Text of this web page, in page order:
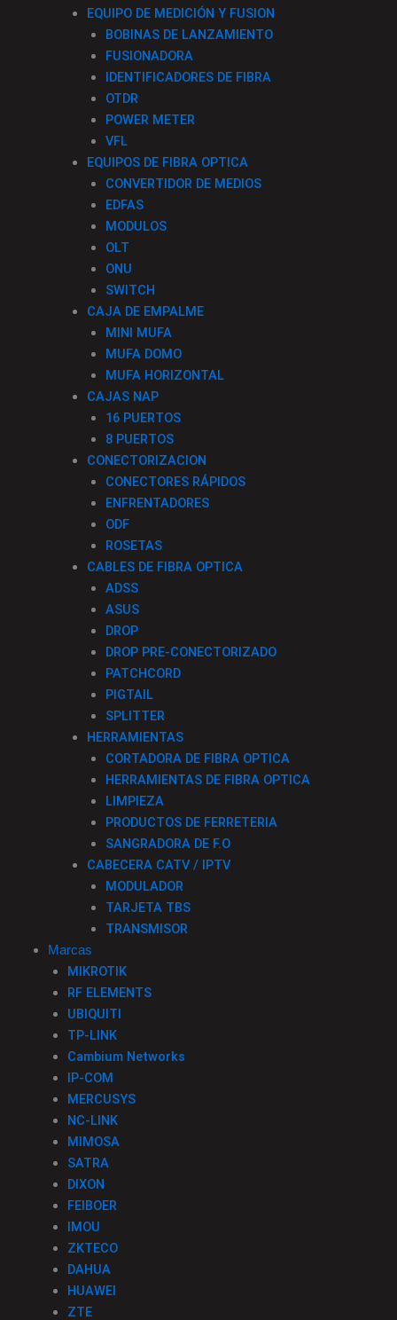
EQUIPO DE MEDICIÓN Y FUSION
BOBINAS DE LANZAMIENTO
FUSIONADORA
IDENTIFICADORES DE FIBRA
OTDR
POWER METER
VFL
EQUIPOS DE FIBRA OPTICA
CONVERTIDOR DE MEDIOS
EDFAS
MODULOS
OLT
ONU
SWITCH
CAJA DE EMPALME
MINI MUFA
MUFA DOMO
MUFA HORIZONTAL
CAJAS NAP
16 PUERTOS
8 PUERTOS
CONECTORIZACION
CONECTORES RÁPIDOS
ENFRENTADORES
ODF
ROSETAS
CABLES DE FIBRA OPTICA
ADSS
ASUS
DROP
DROP PRE-CONECTORIZADO
PATCHCORD
PIGTAIL
SPLITTER
HERRAMIENTAS
CORTADORA DE FIBRA OPTICA
HERRAMIENTAS DE FIBRA OPTICA
LIMPIEZA
PRODUCTOS DE FERRETERIA
SANGRADORA DE F.O
CABECERA CATV / IPTV
MODULADOR
TARJETA TBS
TRANSMISOR
Marcas
MIKROTIK
RF ELEMENTS
UBIQUITI
TP-LINK
Cambium Networks
IP-COM
MERCUSYS
NC-LINK
MIMOSA
SATRA
DIXON
FEIBOER
IMOU
ZKTECO
DAHUA
HUAWEI
ZTE